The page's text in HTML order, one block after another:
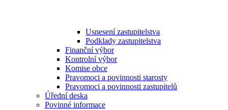
Usnesení zastupitelstva
Podklady zastupitelstva
Finanční výbor
Kontrolní výbor
Komise obce
Pravomoci a povinnosti starosty
Pravomoci a povinnosti zastupitelů
Úřední deska
Povinné informace